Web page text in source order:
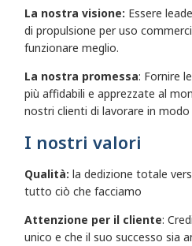
La nostra visione: Essere
di propulsione per uso
funzionare meglio.
La nostra promessa: Fornire
più affidabili e apprezzate al
nostri clienti di lavorare in
I nostri valori
Qualità: la dedizione totale
tutto ciò che facciamo
Attenzione per il cliente:
unico e che il suo successo sia